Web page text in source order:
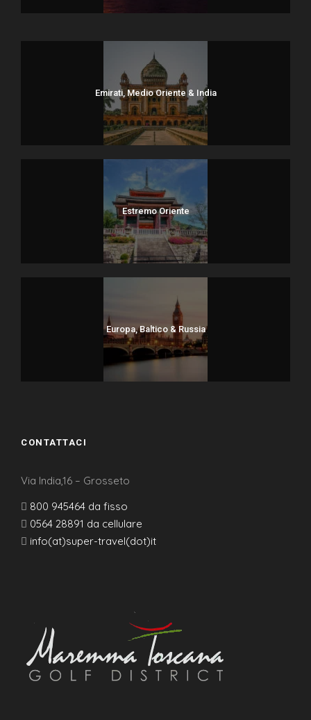
Emirati, Medio Oriente & India
Estremo Oriente
Europa, Baltico & Russia
CONTATTACI
Via India,16 – Grosseto
800 945464 da fisso
0564 28891 da cellulare
info(at)super-travel(dot)it